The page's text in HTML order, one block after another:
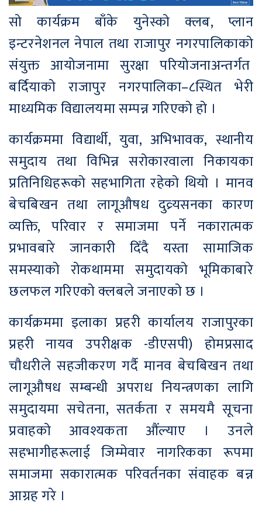
सो कार्यक्रम बाँके युनेस्को क्लब, प्लान
इन्टरनेशनल नेपाल तथा राजापुर नगरपालिकाको
संयुक्त आयोजनामा सुरक्षा परियोजनाअन्तर्गत
बर्दियाको राजापुर नगरपालिका–८स्थित भेरी
माध्यमिक विद्यालयमा सम्पन्न गरिएको हो ।
कार्यक्रममा विद्यार्थी, युवा, अभिभावक, स्थानीय
समुदाय तथा विभिन्न सरोकारवाला निकायका
प्रतिनिधिहरूको सहभागिता रहेको थियो । मानव
बेचबिखन तथा लागूऔषध दुव्र्यसनका कारण
व्यक्ति, परिवार र समाजमा पर्ने नकारात्मक
प्रभावबारे जानकारी दिँदै यस्ता सामाजिक
समस्याको रोकथाममा समुदायको भूमिकाबारे
छलफल गरिएको क्लबले जनाएको छ ।
कार्यक्रममा इलाका प्रहरी कार्यालय राजापुरका
प्रहरी नायव उपरीक्षक -डीएसपी) होमप्रसाद
चौधरीले सहजीकरण गर्दै मानव बेचबिखन तथा
लागूऔषध सम्बन्धी अपराध नियन्त्रणका लागि
समुदायमा सचेतना, सतर्कता र समयमै सूचना
प्रवाहको आवश्यकता औंल्याए । उनले
सहभागीहरूलाई जिम्मेवार नागरिकका रूपमा
समाजमा सकारात्मक परिवर्तनका संवाहक बन्न
आग्रह गरे ।